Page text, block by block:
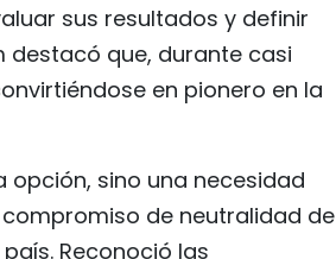
sus resultados y definir
destacó que, durante casi
en pionero en la
opción, sino una necesidad
de neutralidad de
Reconoció las